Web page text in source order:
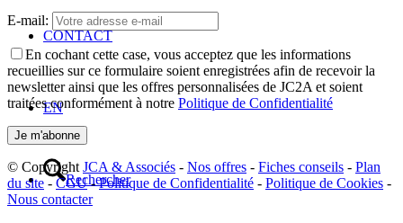
CONTACT
EN
Rechercher
E-mail:
En cochant cette case, vous acceptez que les informations
recueillies sur ce formulaire soient enregistrées afin de recevoir la
newsletter ainsi que les offres personnalisées de JC2A et soient
traitées conformément à notre Politique de Confidentialité
© Copyright JCA & Associés - Nos offres - Fiches conseils - Plan
du site - CGU-Politique de Confidentialité - Politique de Cookies -
Nous contacter